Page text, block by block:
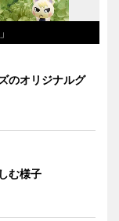
のオリジナルグ
む様子